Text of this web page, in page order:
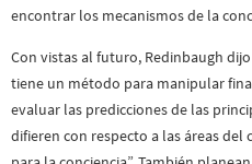
encontrar los mecanismos de la
Con vistas al futuro, Redinbaugh
tiene un método para manipular
evaluar las predicciones de las
difieren con respecto a las áreas